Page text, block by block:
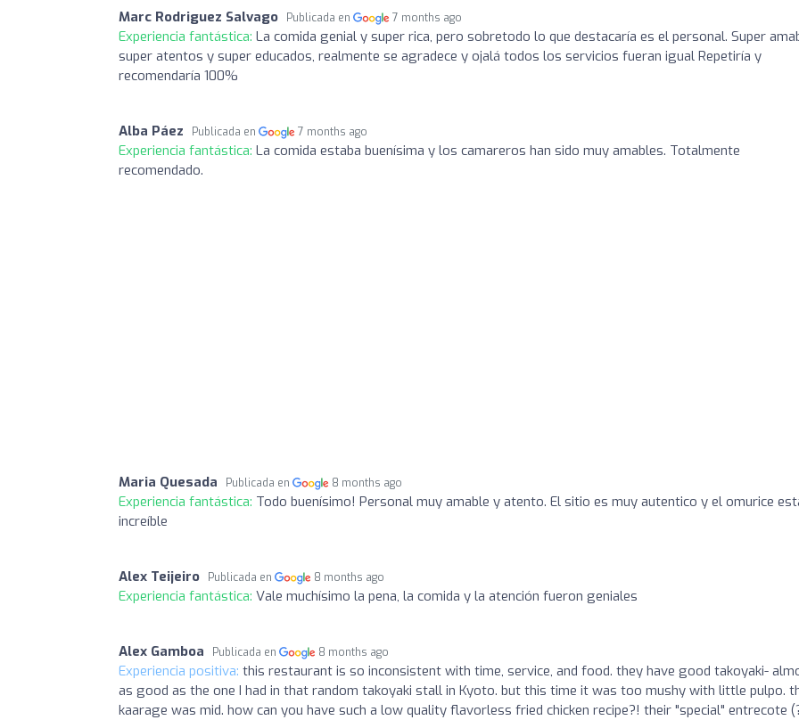
Marc Rodriguez Salvago Publicada en 7 months ago
Experiencia fantástica: La comida genial y super rica, pero sobretodo lo que destacaría es el personal. Super
super atentos y super educados, realmente se agradece y ojalá todos los servicios fueran igual Repetiría y
recomendaría 100%
Alba Páez Publicada en 7 months ago
Experiencia fantástica: La comida estaba buenísima y los camareros han sido muy amables. Totalmente
recomendado.
Maria Quesada Publicada en 8 months ago
Experiencia fantástica: Todo buenísimo! Personal muy amable y atento. El sitio es muy autentico y el omurice
increíble
Alex Teijeiro Publicada en 8 months ago
Experiencia fantástica: Vale muchísimo la pena, la comida y la atención fueron geniales
Alex Gamboa Publicada en 8 months ago
Experiencia positiva: this restaurant is so inconsistent with time, service, and food. they have good takoyaki-
as good as the one I had in that random takoyaki stall in Kyoto. but this time it was too mushy with little pulpo.
kaarage was mid. how can you have such a low quality flavorless fried chicken recipe?! their "special" entrecote